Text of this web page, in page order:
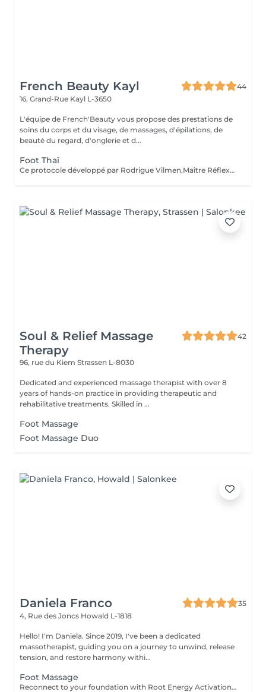
French Beauty Kayl
44
16, Grand-Rue Kayl L-3650
L'équipe de French'Beauty vous propose des prestations de
soins du corps et du visage, de massages, d'épilations, de
beauté du regard, d'onglerie et d...
Foot Thaï
Ce protocole développé par Rodrigue Vilmen,Maître Réflexologue, est un réel moment de relaxation, une parenthèse de bien-être qui permet d'éliminer les tensions, soulager les douleurs, réduire le stress. Il active la circulation sanguine, calme le système nerveux et surtout rétablit l'équilibre général du corps. Il est pratiqué avec le Baume Mô... qui guérit tous les maux.
Soul & Relief Massage
Therapy
42
96, rue du Kiem Strassen L-8030
Dedicated and experienced massage therapist with over 8
years of hands-on practice in providing therapeutic and
rehabilitative treatments. Skilled in ...
Foot Massage
Foot Massage Duo
Daniela Franco
35
4, Rue des Joncs Howald L-1818
Hello! I'm Daniela. Since 2019, I've been a dedicated
massotherapist, guiding you on a journey to unwind, release
tension, and restore harmony withi...
Foot Massage
Reconnect to your foundation with Root Energy Activation, a revitalizing foot massage designed to awaken your body's energy from the ground up. This treatment focuses on releasing tension stored in the feet and lower legs, using purposeful touch and grounding techniques to restore balance, circulation, and flow. As your feet carry the weight of your entire being, this ritual honors them as vital energy centershelping you feel more rooted, stable, and recharged. Ideal for those seeking physical relief, energetic grounding, or a calming reset at the end of a busy day. For further questions please contact us.